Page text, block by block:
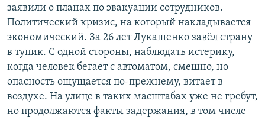
заявили о планах по эвакуации сотрудников.
Политический кризис, на который накладывается
экономический. За 26 лет Лукашенко завёл страну
в тупик. С одной стороны, наблюдать истерику,
когда человек бегает с автоматом, смешно, но
опасность ощущается по-прежнему, витает в
воздухе. На улице в таких масштабах уже не гребут,
но продолжаются факты задержания, в том числе